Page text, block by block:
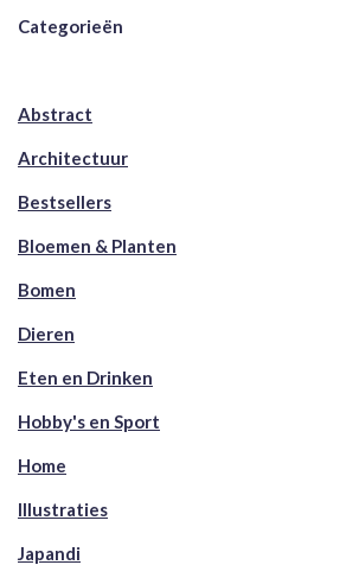
Categorieën
Abstract
Architectuur
Bestsellers
Bloemen & Planten
Bomen
Dieren
Eten en Drinken
Hobby's en Sport
Home
Illustraties
Japandi